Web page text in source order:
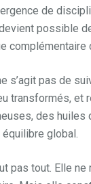
de
possible
s’agit pas de
transformés, et
des
global.
pas tout. Elle